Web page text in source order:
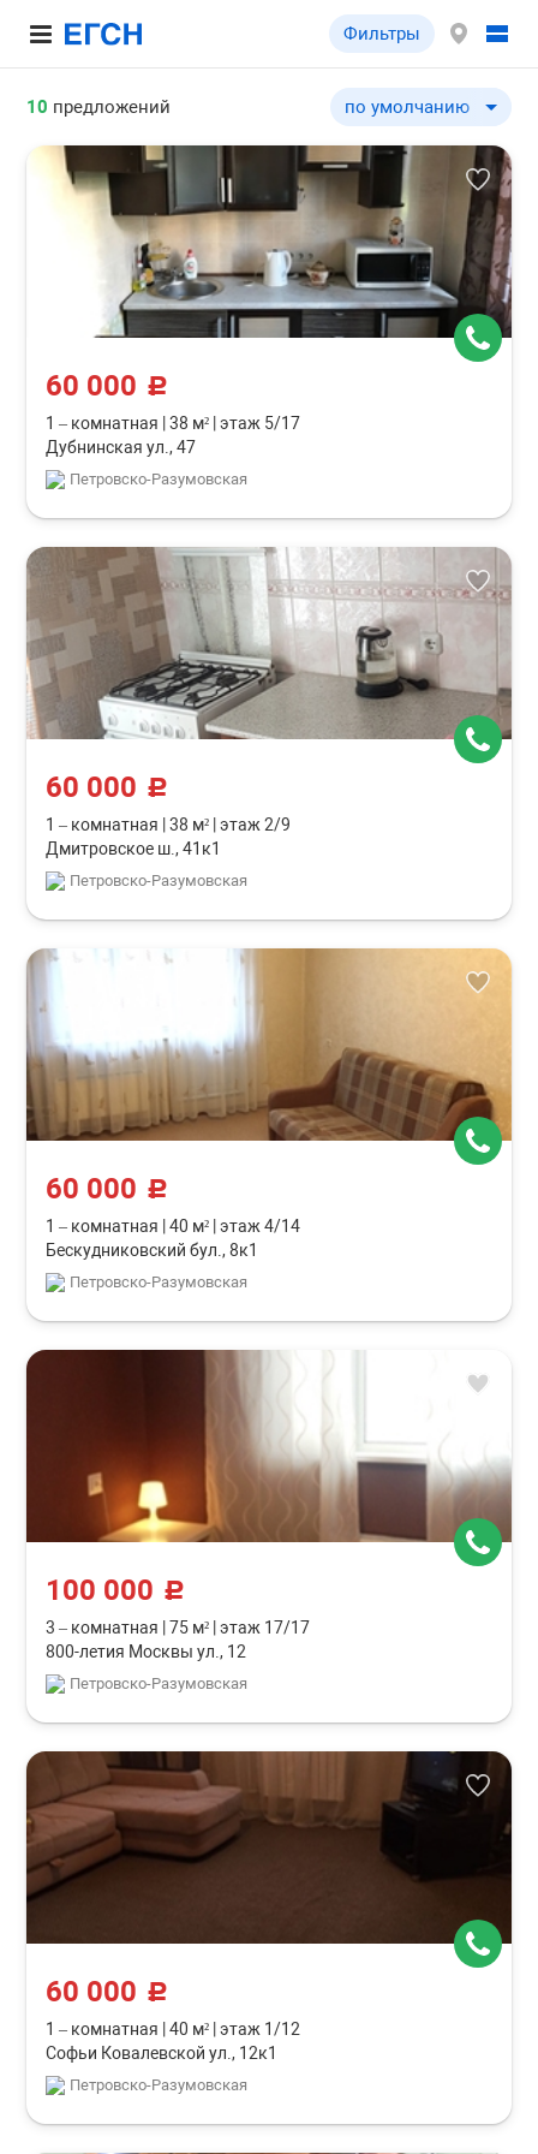
Фильтры
10 предложений по умолчанию
по умолчанию
по цене ↓
по цене ↑
по комнатности ↓
по комнатности ↑
по общей площади ↓
по общей площади ↑
60 000 c
1 – комнатная 38 м² этаж 5/17
Дубнинская ул., 47
Петровско-Разумовская
60 000 c
1 – комнатная 38 м² этаж 2/9
Дмитровское ш., 41к1
Петровско-Разумовская
60 000 c
1 – комнатная 40 м² этаж 4/14
Бескудниковский бул., 8к1
Петровско-Разумовская
100 000 c
3 – комнатная 75 м² этаж 17/17
800-летия Москвы ул., 12
Петровско-Разумовская
60 000 c
1 – комнатная 40 м² этаж 1/12
Софьи Ковалевской ул., 12к1
Петровско-Разумовская